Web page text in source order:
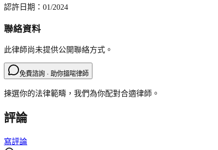
認許日期： 01/2024
聯絡資料
此律師尚未提供公開聯絡方式。
免費諮詢 · 助你搵啱律師
揀選你的法律範疇，我們為你配對合適律師。
評論
寫評論